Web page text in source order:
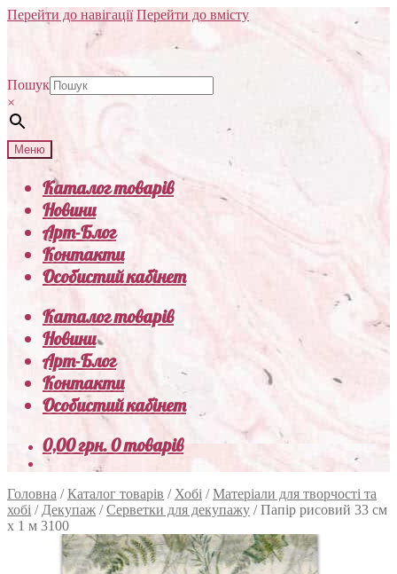
Перейти до навігації Перейти до вмісту
Пошук
×
Меню
Каталог товарів
Новини
Арт-Блог
Контакти
Особистий кабінет
Каталог товарів
Новини
Арт-Блог
Контакти
Особистий кабінет
0,00грн.0 товарів
Головна /Каталог товарів / Хобі /Матеріали для творчості та
хобі / Декупаж /Серветки для декупажу /Папір рисовий 33 см
х 1 м 3100